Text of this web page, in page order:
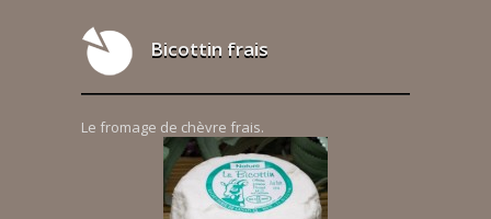
Bicottin frais
Le fromage de chèvre frais.